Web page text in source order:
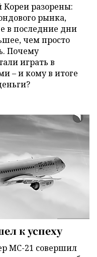
разорены:
рынка,
в последние дни
чем просто
Почему
играть в
– и кому в итоге
к успеху
МС-21 совершил